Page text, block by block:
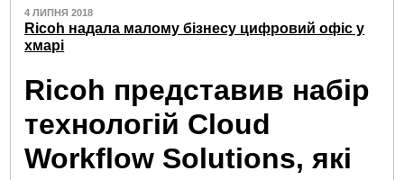
4 ЛИПНЯ 2018
Ricoh надала малому бізнесу цифровий офіс у
хмарі
Ricoh представив набір
технологій Cloud
Workflow Solutions, які